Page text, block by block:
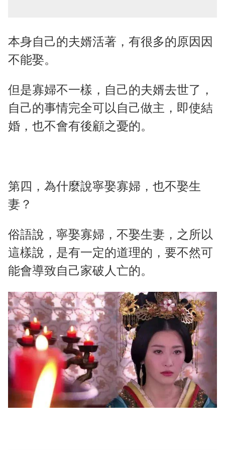
本身自己的夫婿活著，有很多的原因因
不能娶。
但是寡婦不一樣，自己的夫婿去世了，
自己的事情完全可以自己做主，即使結
婚，也不會有後顧之憂的。
第四，為什麼說寧娶寡婦，也不娶生
妻？
俗語說，寧娶寡婦，不娶生妻，之所以
這樣說，是有一定的道理的，要不然可
能會導致自己家破人亡的。